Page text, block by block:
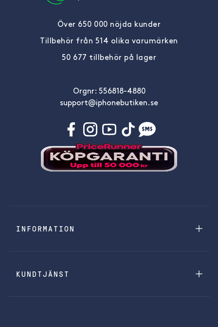
Över 650 000 nöjda kunder
Tillbehör från 514 olika varumärken
50 677 tillbehör på lager
Orgnr: 556818-4880
support@iphonebutiken.se
INFORMATION
KUNDTJÄNST